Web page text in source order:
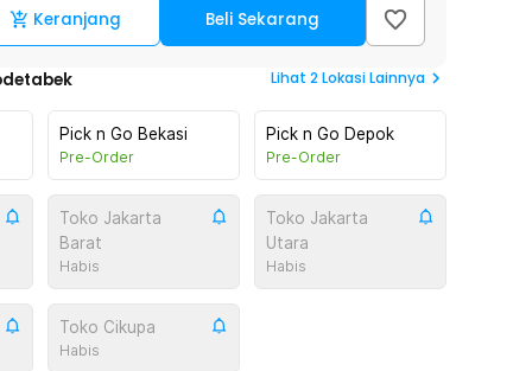
Keranjang Beli Sekarang
Lihat 2Lokasi Lainnya
Pick n Go Bekasi
Pre-Order
Pick n Go Depok
Pre-Order
Toko Jakarta
Barat
Habis
Toko Jakarta
Utara
Habis
Toko Cikupa
Habis